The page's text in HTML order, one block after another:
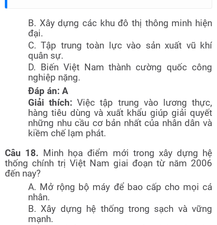
B. Xây dựng các khu đô thị thông minh hiện
đại.
C. Tập trung toàn lực vào sản xuất vũ khí
quân sự.
D. Biến Việt Nam thành cường quốc công
nghiệp nặng.
Đáp án: A
Giải thích:Việc tập trung vào lương thực,
hàng tiêu dùng và xuất khẩu giúp giải quyết
những nhu cầu cơ bản nhất của nhân dân và
kiềm chế lạm phát.
Câu 18. Minh họa điểm mới trong xây dựng hệ
thống chính trị Việt Nam giai đoạn từ năm 2006
đến nay?
A. Mở rộng bộ máy để bao cấp cho mọi cá
nhân.
B. Xây dựng hệ thống trong sạch và vững
mạnh.